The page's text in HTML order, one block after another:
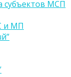
субъектов МСП
и МП